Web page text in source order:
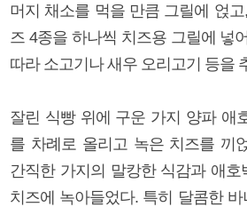
머지 채소를 먹을 만큼 그릴에 얹
즈 4종을 하나씩 치즈용 그릴에 넣
따라 소고기나 새우 오리고기 등을
잘린 식빵 위에 구운 가지 양파 애
를 차례로 올리고 녹은 치즈를 끼
간직한 가지의 말캉한 식감과 애
치즈에 녹아들었다. 특히 달콤한